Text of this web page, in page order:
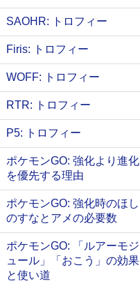
SAOHR: トロフィー
Firis: トロフィー
WOFF: トロフィー
RTR: トロフィー
P5: トロフィー
ポケモンGO: 強化より進化
を優先する理由
ポケモンGO: 強化時のほし
のすなとアメの必要数
ポケモンGO: 「ルアーモジ
ュール」「おこう」の効果
と使い道